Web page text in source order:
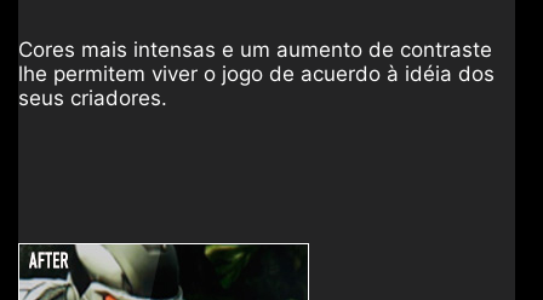
Cores mais intensas e um aumento de contraste
lhe permitem viver o jogo de acuerdo à idéia dos
seus criadores.